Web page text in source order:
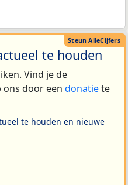
te houden
Vind je de
ons door een donatiete
te houden en nieuwe